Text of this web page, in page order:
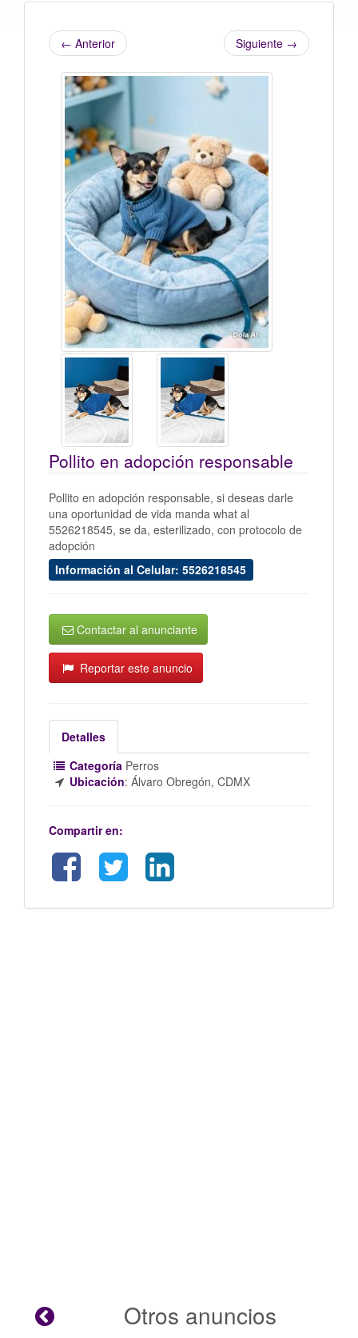
← Anterior Siguiente →
Pollito en adopción responsable
Pollito en adopción responsable, si deseas darle
una oportunidad de vida manda what al
5526218545, se da, esterilizado, con protocolo de
adopción
Información al Celular: 5526218545
Contactar al anunciante
Reportar este anuncio
Detalles
Categoría Perros
Ubicación:Álvaro Obregón, CDMX
Compartir en:
Otros anuncios